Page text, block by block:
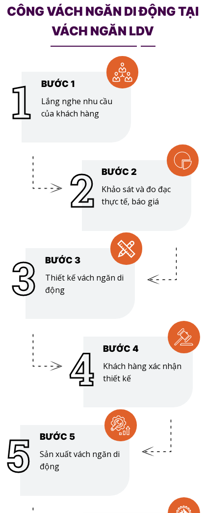
CÔNG VÁCH NGĂN DI ĐỘNG TẠI
VÁCH NGĂN LDV
1 BƯỚC 1
Lắng nghe nhu cầu
của khách hàng
2 BƯỚC 2
Khảo sát và đo đạc
thực tế, báo giá
3 BƯỚC 3
Thiết kế vách ngăn di
động
4 BƯỚC 4
Khách hàng xác nhận
thiết kế
5 BƯỚC 5
Sản xuất vách ngăn di
động